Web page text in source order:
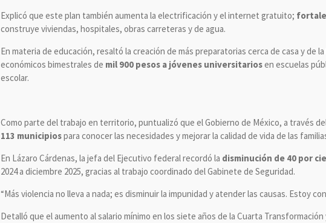
Explicó que este plan también aumenta la electrificación y el internet gratuito;
construye viviendas, hospitales, obras carreteras y de agua.
En materia de educación, resaltó la creación de más preparatorias cerca de casa y de la
económicos bimestrales de mil 900 pesos a jóvenes universitariosen escuelas
escolar.
Como parte del trabajo en territorio, puntualizó que el Gobierno de México, a través
113 municipiospara conocer las necesidades y mejorar la calidad de vida de las
En Lázaro Cárdenas, la jefa del Ejecutivo federal recordó la disminución de 40 por
2024 a diciembre 2025, gracias al trabajo coordinado del Gabinete de Seguridad.
“Más violencia no lleva a nada; es disminuir la impunidad y atender las causas. Estoy
Detalló que el aumento al salario mínimo en los siete años de la Cuarta